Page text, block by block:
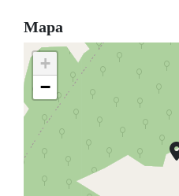
Mapa
+
−